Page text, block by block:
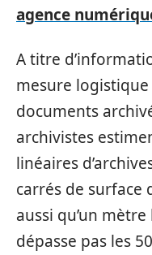
agence
A titre
mesure
documents
archivistes
linéaires
carrés de surface
aussi qu’un
dépasse pas les